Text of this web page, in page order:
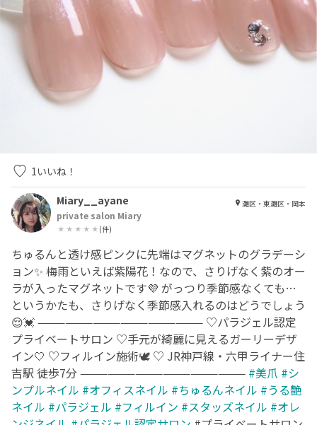
1いいね！
Miary__ayane
private salon Miary
(件)
灘区・東灘区・岡本
ちゅるんと透け感ピンクに先端はマグネットのグラデーシ
ョン✨ 梅雨といえば紫陽花！なので、さりげなく紫のオー
ラが入ったマグネットです💜 がっつり季節感なくても…
というかたも、さりげなく季節感入れるのはどうでしょう
😌💓 —————————————————— ♡パラジェル認定
プライベートサロン ♡手元が綺麗に見えるガーリーデザ
イン🤍 ♡フィルイン施術🕊️ ♡ JR神戸線・六甲ライナー住
吉駅 徒歩7分 —————————————————— #美爪 #シ
ンプルネイル #オフィスネイル #ちゅるんネイル #うる艶
ネイル #パラジェル #フィルイン #スタッズネイル #オレ